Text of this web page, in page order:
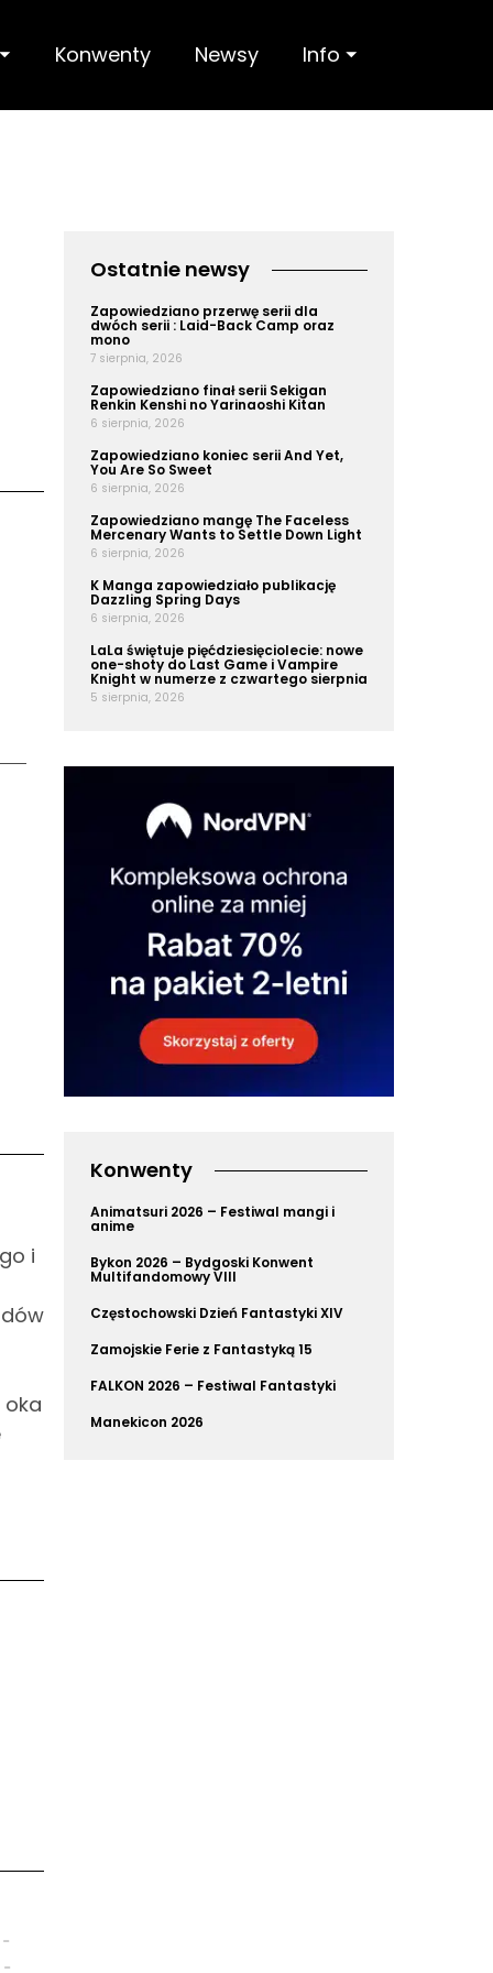
Konwenty Newsy Info ⏷
i
Ostatnie newsy
Zapowiedziano przerwę serii dla
dwóch serii : Laid-Back Camp oraz
mono
7 sierpnia, 2026
Zapowiedziano finał serii Sekigan
Renkin Kenshi no Yarinaoshi Kitan
6 sierpnia, 2026
Zapowiedziano koniec serii And Yet,
You Are So Sweet
6 sierpnia, 2026
Zapowiedziano mangę The Faceless
Mercenary Wants to Settle Down Light
6 sierpnia, 2026
K Manga zapowiedziało publikację
Dazzling Spring Days
6 sierpnia, 2026
LaLa świętuje pięćdziesięciolecie: nowe
one-shoty do Last Game i Vampire
Knight w numerze z czwartego sierpnia
5 sierpnia, 2026
Konwenty
Animatsuri 2026 – Festiwal mangi i
anime
Bykon 2026 – Bydgoski Konwent
Multifandomowy VIII
Częstochowski Dzień Fantastyki XIV
Zamojskie Ferie z Fantastyką 15
FALKON 2026 – Festiwal Fantastyki
Manekicon 2026